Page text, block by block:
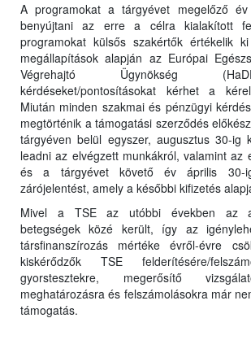
A programokat a tárgyévet megelőző
benyújtani az erre a célra kialakított
programokat külsős szakértők értékelik
megállapítások alapján az Európai
Végrehajtó Ügynökség
kérdéseket/pontosításokat kérhet a
Miután minden szakmai és pénzügyi
megtörténik a támogatási szerződés
tárgyéven belül egyszer, augusztus 30-ig
leadni az elvégzett munkákról, valamint az
és a tárgyévet követő év április 30-
zárójelentést, amely a későbbi kifizetés
Mivel a TSE az utóbbi években az
betegségek közé került, így az
társfinanszírozás mértéke évről-évre
kiskérődzők TSE felderítésére/
gyorstesztekre, megerősítő
meghatározásra és felszámolásokra már
támogatás.